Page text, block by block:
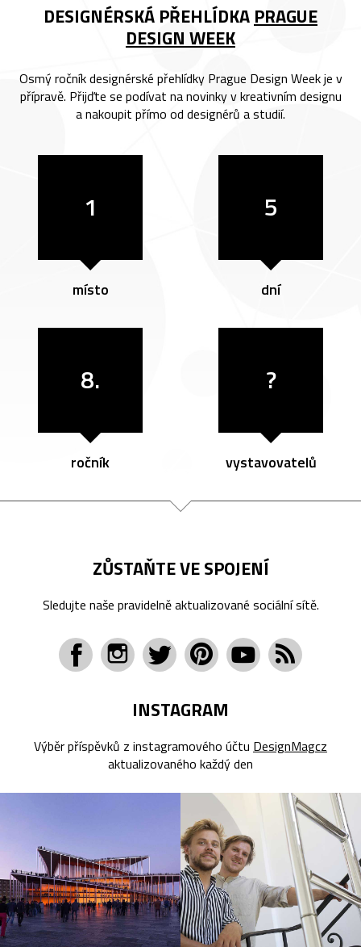
DESIGNÉRSKÁ PŘEHLÍDKA PRAGUE
DESIGN WEEK
Osmý ročník designérské přehlídky Prague Design Week je v
přípravě. Přijďte se podívat na novinky v kreativním designu
a nakoupit přímo od designérů a studií.
1
místo
5
dní
8.
ročník
?
vystavovatelů
ZŮSTAŇTE VE SPOJENÍ
Sledujte naše pravidelně aktualizované sociální sítě.
INSTAGRAM
Výběr příspěvků z instagramového účtu DesignMagcz
aktualizovaného každý den